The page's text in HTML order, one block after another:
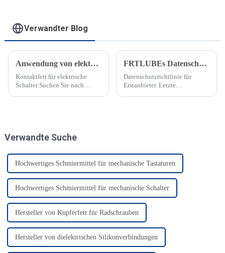
Verwandter Blog
Anwendung von elektrischem Kontaktfett
Kontaktfett für elektrische
Schalter Suchen Sie nach
Kontaktfett von FRTLUBE
FRTLUBEs Datenschutzrichtlinie
Datenschutzrichtlinie für
Erstanbieter. Letzte
Richtlinie gilt für...
Verwandte Suche
Hochwertiges Schmiermittel für mechanische Tastaturen
Hochwertiges Schmiermittel für mechanische Schalter
Hersteller von Kupferfett für Radschrauben
Hersteller von dielektrischen Silikonverbindungen